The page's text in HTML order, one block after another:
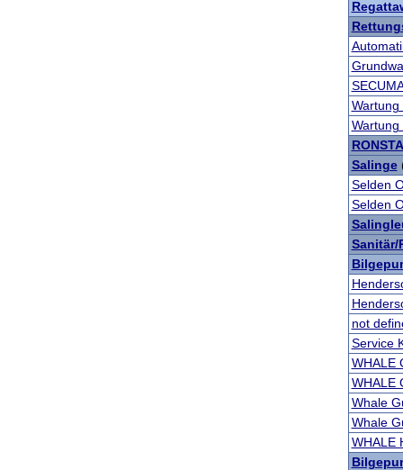
Wartung
Wartung
Salinge
Selden
Selden
Sanitär/
not
Service
WHALE
WHALE
Whale
Whale
WHALE